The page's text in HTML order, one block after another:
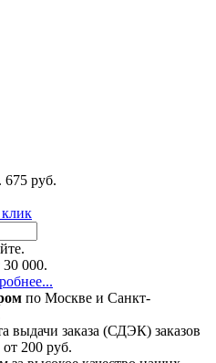
675 руб.
000.
по Москве и Санкт-
выдачи заказа (СДЭК) заказов
200 руб.